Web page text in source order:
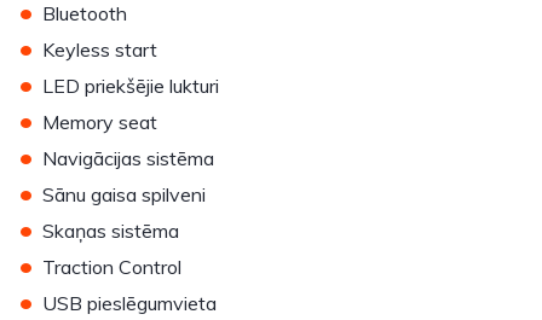
• Bluetooth
• Keyless start
• LED priekšējie lukturi
• Memory seat
• Navigācijas sistēma
• Sānu gaisa spilveni
• Skaņas sistēma
• Traction Control
• USB pieslēgumvieta